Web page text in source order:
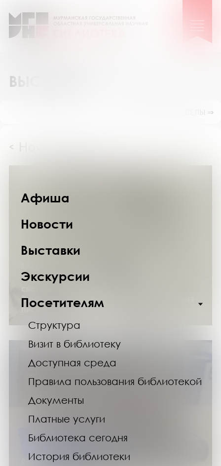
Афиша
Новости
Выставки
Экскурсии
Посетителям
Структура
Визит в библиотеку
Доступная среда
Правила пользования библиотекой
Документы
Платные услуги
Библиотека сегодня
История библиотеки
ВЫСТАВКИ
< Ноябрь 2024
Выставка «Мне нужно то, чего нет на
Зинаиды Гиппиус (проект «День рождения
писателя в «Научке»)
09.11.24
ПОКАЗАТЬ ПОДРАЗДЕЛЫ ⇒